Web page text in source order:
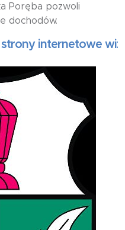
Poręba pozwoli
dochodów.
internetowe